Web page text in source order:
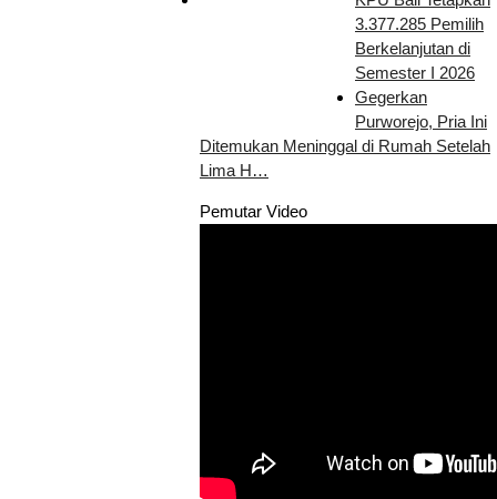
3.377.285 Pemilih
Berkelanjutan di
Semester I 2026
Gegerkan
Purworejo, Pria Ini
Ditemukan Meninggal di Rumah Setelah
Lima H…
Pemutar Video